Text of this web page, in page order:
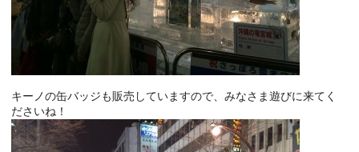
キーノの缶バッジも販売していますので、みなさま遊びに来てく
ださいね！